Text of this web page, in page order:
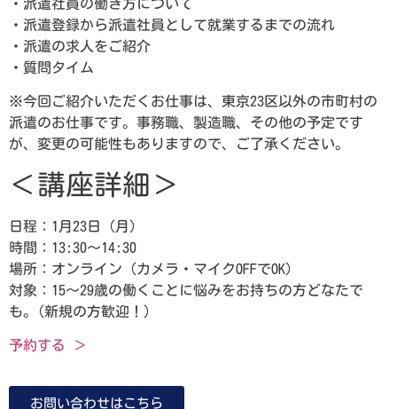
・派遣社員の働き方について
・派遣登録から派遣社員として就業するまでの流れ
・派遣の求人をご紹介
・質問タイム
※今回ご紹介いただくお仕事は、東京23区以外の市町村の
派遣のお仕事です。事務職、製造職、その他の予定です
が、変更の可能性もありますので、ご了承ください。
＜講座詳細＞
日程：1月23日（月）
時間：13:30～14:30
場所：オンライン（カメラ・マイクOFFでOK）
対象：15～29歳の働くことに悩みをお持ちの方どなたで
も。(新規の方歓迎！）
予約する ＞
お問い合わせはこちら